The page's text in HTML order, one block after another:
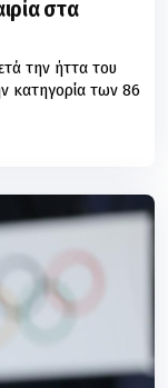
στα
την ήττα του
κατηγορία των 86